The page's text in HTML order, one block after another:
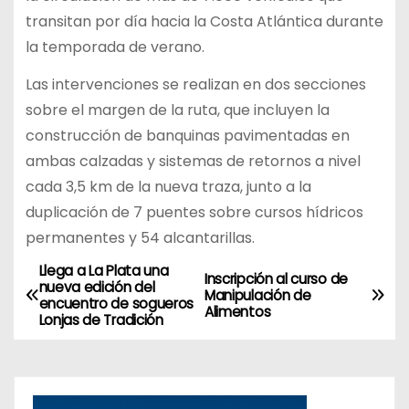
transitan por día hacia la Costa Atlántica durante
la temporada de verano.
Las intervenciones se realizan en dos secciones
sobre el margen de la ruta, que incluyen la
construcción de banquinas pavimentadas en
ambas calzadas y sistemas de retornos a nivel
cada 3,5 km de la nueva traza, junto a la
duplicación de 7 puentes sobre cursos hídricos
permanentes y 54 alcantarillas.
N
a
e
Inscripción al curso de
Manipulación de
Alimentos
Llega a La Plata una
nueva edición del
encuentro de sogueros
Lonjas de Tradición